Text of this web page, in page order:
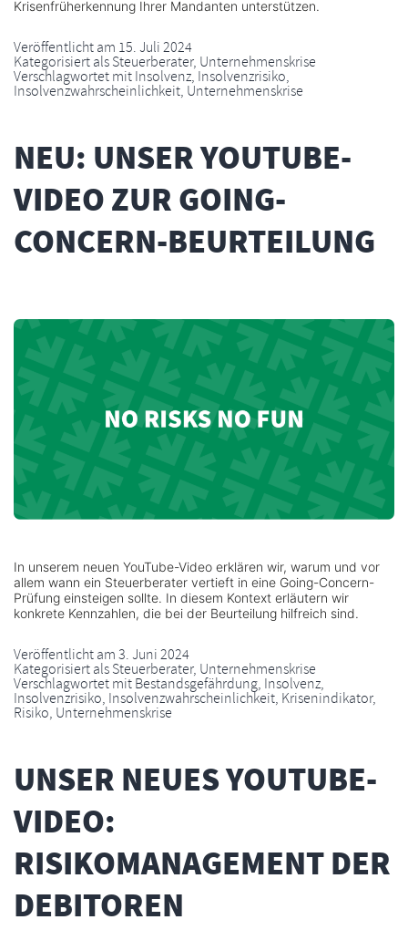
Krisenfrüherkennung Ihrer Mandanten unterstützen.
Veröffentlicht am 15. Juli 2024
Kategorisiert alsSteuerberater, Unternehmenskrise
Verschlagwortet mitInsolvenz, Insolvenzrisiko,
Insolvenzwahrscheinlichkeit, Unternehmenskrise
NEU: UNSER YOUTUBE-
VIDEO ZUR GOING-
CONCERN-BEURTEILUNG
In unserem neuen YouTube-Video erklären wir, warum und vor
allem wann ein Steuerberater vertieft in eine Going-Concern-
Prüfung einsteigen sollte. In diesem Kontext erläutern wir
konkrete Kennzahlen, die bei der Beurteilung hilfreich sind.
Veröffentlicht am3. Juni 2024
Kategorisiert alsSteuerberater, Unternehmenskrise
Verschlagwortet mitBestandsgefährdung, Insolvenz,
Insolvenzrisiko, Insolvenzwahrscheinlichkeit, Krisenindikator,
Risiko, Unternehmenskrise
UNSER NEUES YOUTUBE-
VIDEO:
RISIKOMANAGEMENT DER
DEBITOREN